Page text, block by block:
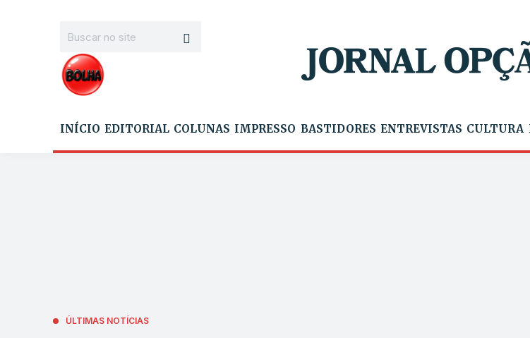
INÍCIO EDITORIAL COLUNAS IMPRESSO BASTIDORES ENTREVISTAS CULTURA
ÚLTIMAS NOTÍCIAS